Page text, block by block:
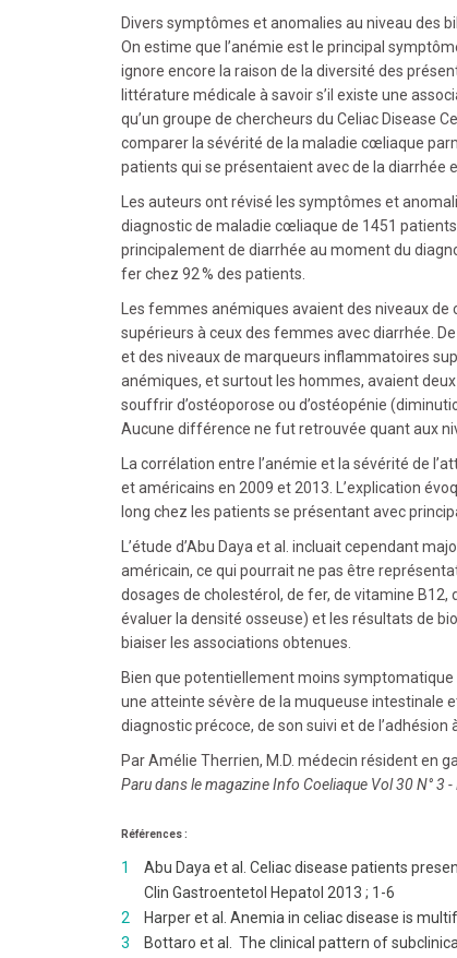
Divers symptômes et anomalies au niveau des
On estime que l’anémie est le principal
ignore encore la raison de la diversité des
littérature médicale à savoir s’il existe une
qu’un groupe de chercheurs du Celiac Disease
comparer la sévérité de la maladie cœliaque
patients qui se présentaient avec de la diarrhée
Les auteurs ont révisé les symptômes et
diagnostic de maladie cœliaque de 1451
principalement de diarrhée au moment du
fer chez 92 % des patients.
Les femmes anémiques avaient des niveaux
supérieurs à ceux des femmes avec diarrhée.
et des niveaux de marqueurs inflammatoires
anémiques, et surtout les hommes, avaient
souffrir d’ostéoporose ou d’ostéopénie
Aucune différence ne fut retrouvée quant aux
La corrélation entre l’anémie et la sévérité de
et américains en 2009 et 2013. L’explication
long chez les patients se présentant avec
L’étude d’Abu Daya et al. incluait cependant
américain, ce qui pourrait ne pas être
dosages de cholestérol, de fer, de vitamine
évaluer la densité osseuse) et les résultats de
biaiser les associations obtenues.
Bien que potentiellement moins
une atteinte sévère de la muqueuse intestinale
diagnostic précoce, de son suivi et de l’adhésion
Par Amélie Therrien, M.D. médecin résident en
Paru dans le magazine Info Coeliaque Vol 30 N° 3
Références :
Abu Daya et al. Celiac disease patients
Clin Gastroentetol Hepatol 2013 ; 1-6
Harper et al. Anemia in celiac disease is
Bottaro et al. The clinical pattern of